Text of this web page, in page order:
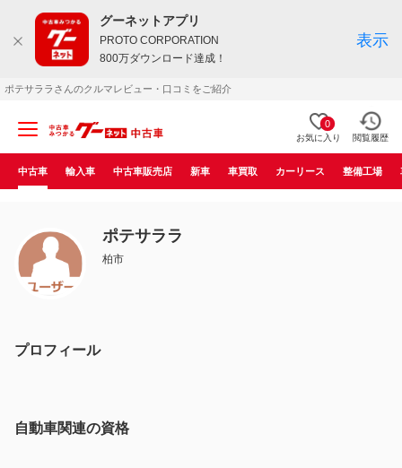
グーネットアプリ
PROTO CORPORATION
800万ダウンロード達成！
表示
ポテサララさんのクルマレビュー・口コミをご紹介
0
お気に入り 閲覧履歴
中古車 輸入車 中古車販売店 新車 車買取 カーリース 整備工場
ポテサララ
柏市
プロフィール
自動車関連の資格